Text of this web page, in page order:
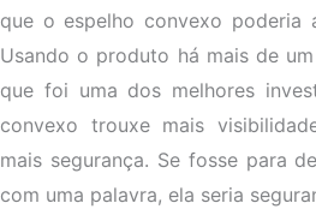
que o espelho convexo poderia
Usando o produto há mais de
que foi uma dos melhores
convexo trouxe mais
mais segurança. Se fosse para
com uma palavra, ela seria